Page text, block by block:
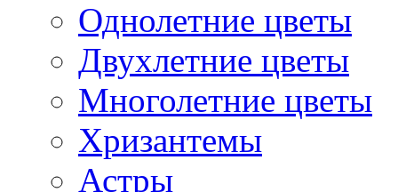
Однолетние цветы
Двухлетние цветы
Многолетние цветы
Хризантемы
Астры